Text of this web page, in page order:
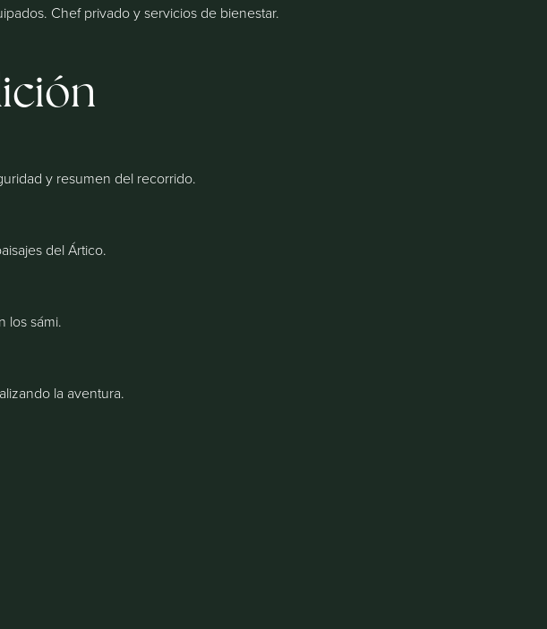
Chef privado y servicios de bienestar.
y resumen del recorrido.
del Ártico.
los sámi.
la aventura.